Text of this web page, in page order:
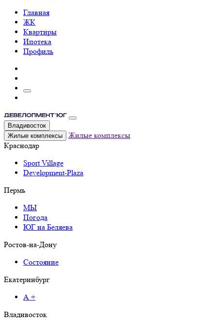
Главная
ЖК
Квартиры
Ипотека
Профиль
Владивосток
Жилые комплексы
Жилые комплексы
Краснодар
Sport Village
Development-Plaza
Пермь
МЫ
Погода
ЮГ на Беляева
Ростов-на-Дону
Состояние
Екатеринбург
А +
Владивосток